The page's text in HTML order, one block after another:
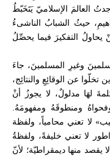
العالمَ الإسلاميّ يَتَخَبّطُ
حيثُ الشبابُ الناشىءُ
التفكيرَ فيما يحصِّلُ
وغيرِ المسلمينَ، جاءَ
عن الوقائِعِ والنتائِج،
لهَا مدلولٌ، لا يجوزُ أنْ
ومنطوقَهُ ومفهومَهُ.
لا تعني محامياً، ولفظة
لا تعني خليفةً، ولفظةُ
يقصد منها ديمقراطيّة؛ لأنّ